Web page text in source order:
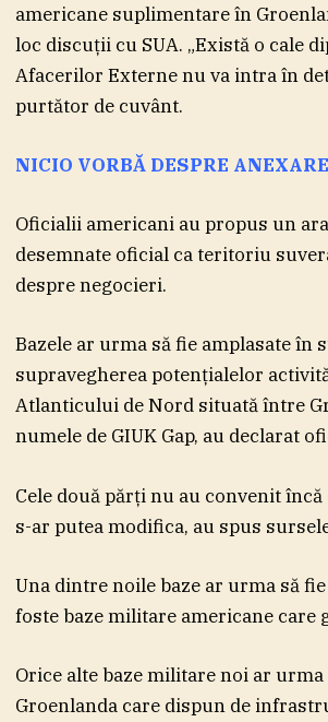
americane suplimentare în
loc discuţii cu SUA. „Există o cale
Afacerilor Externe nu va intra în
purtător de cuvânt.
NICIO VORBĂ DESPRE
Oficialii americani au propus un
desemnate oficial ca teritoriu
despre negocieri.
Bazele ar urma să fie amplasate
supravegherea potenţialelor
Atlanticului de Nord situată între
numele de GIUK Gap, au declarat
Cele două părţi nu au convenit
s-ar putea modifica, au spus
Una dintre noile baze ar urma să
foste baze militare americane care
Orice alte baze militare noi ar
Groenlanda care dispun de